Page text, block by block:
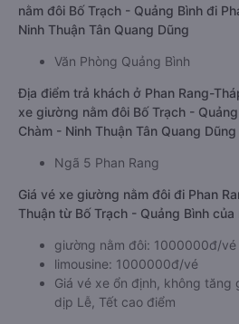
nằm đôi Bố Trạch - Quảng Bình đi
Ninh Thuận Tân Quang Dũng
Văn Phòng Quảng Bình
Địa điểm trả khách ở Phan Rang-
xe giường nằm đôi Bố Trạch -
Chàm - Ninh Thuận Tân Quang Dũng
Ngã 5 Phan Rang
Giá vé xe giường nằm đôi đi Phan
Thuận từ Bố Trạch - Quảng Bình
giường nằm đôi: 1000000đ/vé
limousine: 1000000đ/vé
Giá vé xe ổn định, không
dịp Lễ, Tết cao điểm